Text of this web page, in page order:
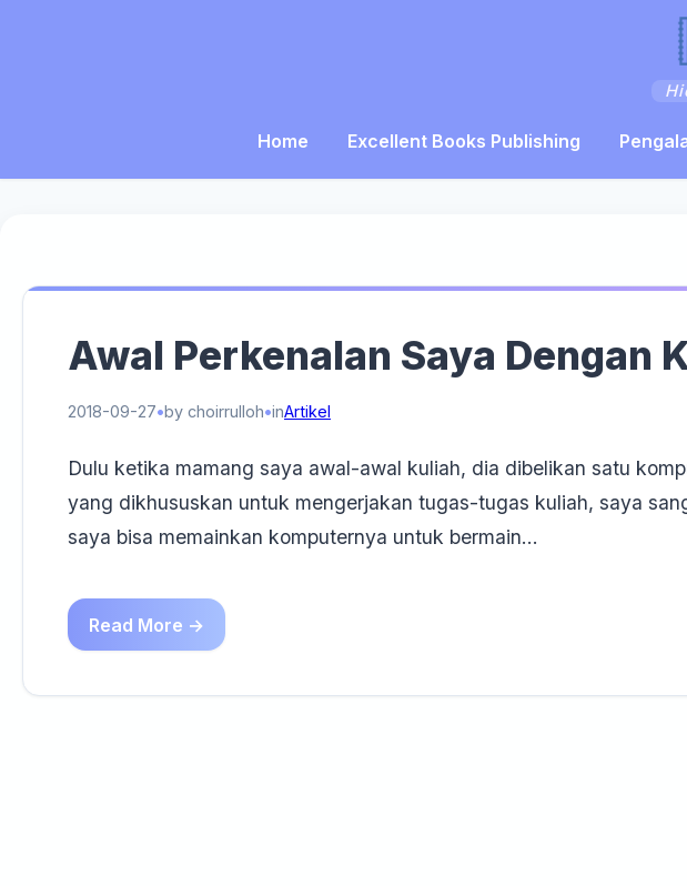
Home Excellent Books Publishing
Awal Perkenalan Saya Dengan
2018-09-27 by choirrulloh inArtikel
Dulu ketika mamang saya awal-awal kuliah, dia dibelikan satu
yang dikhususkan untuk mengerjakan tugas-tugas kuliah, saya
saya bisa memainkan komputernya untuk bermain…
Read More →